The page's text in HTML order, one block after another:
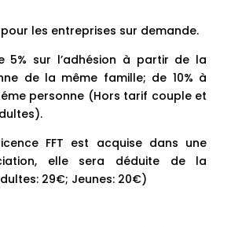
les entreprises sur demande.
5% sur l’adhésion à partir de la
de la même famille; de 10% à
personne (Hors tarif couple et
FFT est acquise dans une
elle sera déduite de la
29€; Jeunes: 20€)